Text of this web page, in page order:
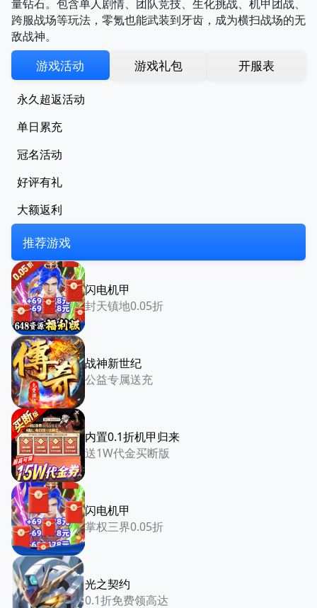
量钻石。包含单人剧情、团队竞技、生化挑战、机甲团战、
跨服战场等玩法，零氪也能武装到牙齿，成为横扫战场的无
敌战神。
游戏活动 游戏礼包 开服表
永久超返活动
单日累充
冠名活动
好评有礼
大额返利
推荐游戏
闪电机甲
封天镇地0.05折
战神新世纪
公益专属送充
内置0.1折机甲归来
送1W代金买断版
闪电机甲
掌权三界0.05折
光之契约
0.1折免费领高达